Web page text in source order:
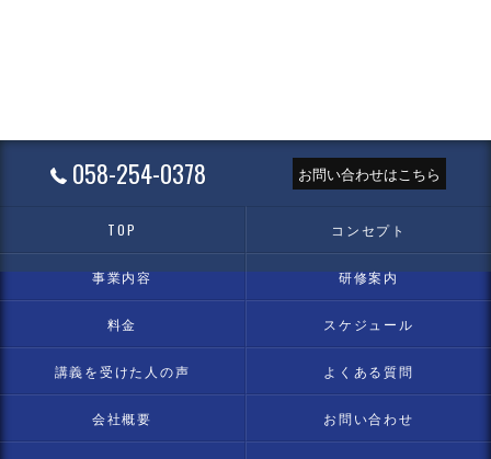
058-254-0378 お問い合わせはこちら
TOP コンセプト
事業内容 研修案内
料金 スケジュール
講義を受けた人の声 よくある質問
会社概要 お問い合わせ